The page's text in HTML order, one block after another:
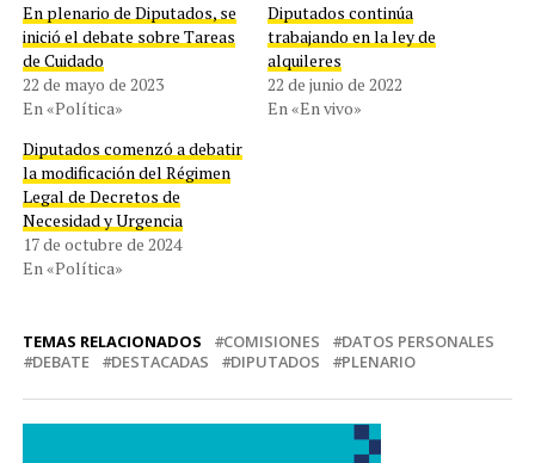
En plenario de Diputados, se
inició el debate sobre Tareas
de Cuidado
22 de mayo de 2023
En «Política»
Diputados continúa
trabajando en la ley de
alquileres
22 de junio de 2022
En «En vivo»
Diputados comenzó a debatir
la modificación del Régimen
Legal de Decretos de
Necesidad y Urgencia
17 de octubre de 2024
En «Política»
TEMAS RELACIONADOS COMISIONES
DATOS PERSONALES
DEBATE
DESTACADAS DIPUTADOS PLENARIO